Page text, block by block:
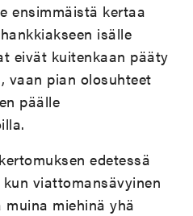
ensimmäistä kertaa
isälle
eivät kuitenkaan pääty
vaan pian olosuhteet
päälle
edetessä
viattomansävyinen
miehinä yhä